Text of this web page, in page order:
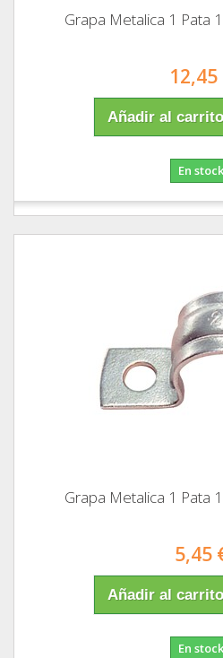
Grapa Metalica 1 Pata
12,45
Añadir al carrito
En stock
Grapa Metalica 1 Pata
5,45
Añadir al carrito
En stock